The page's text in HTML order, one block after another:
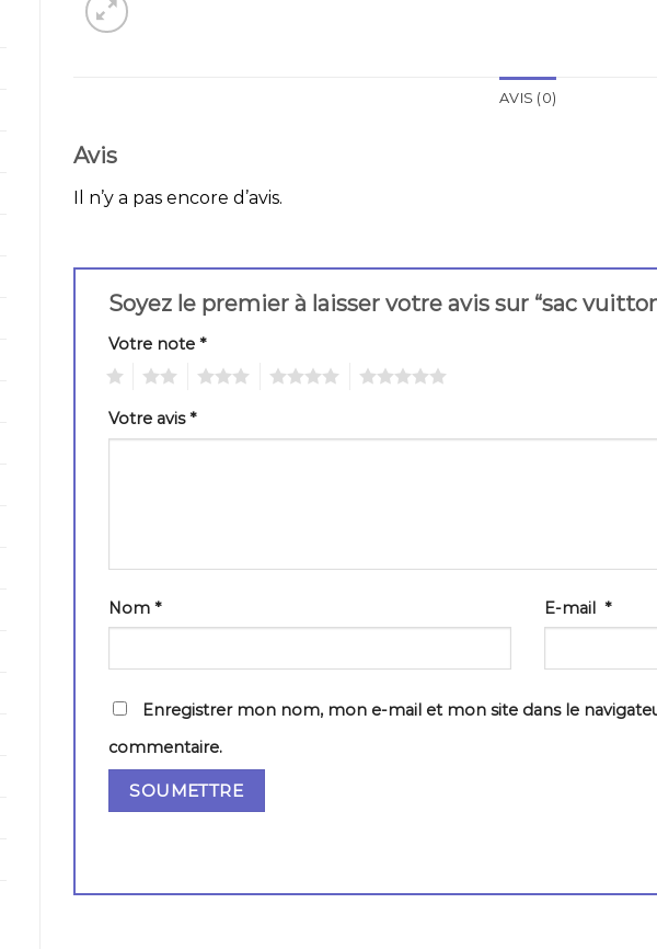
AVIS (0)
Avis
Il n’y a pas encore d’avis.
Soyez le premier à laisser votre avis sur “sac
Votre note *
Votre avis*
Nom * E-mail*
Enregistrer mon nom, mon e-mail et mon site dans le
commentaire.